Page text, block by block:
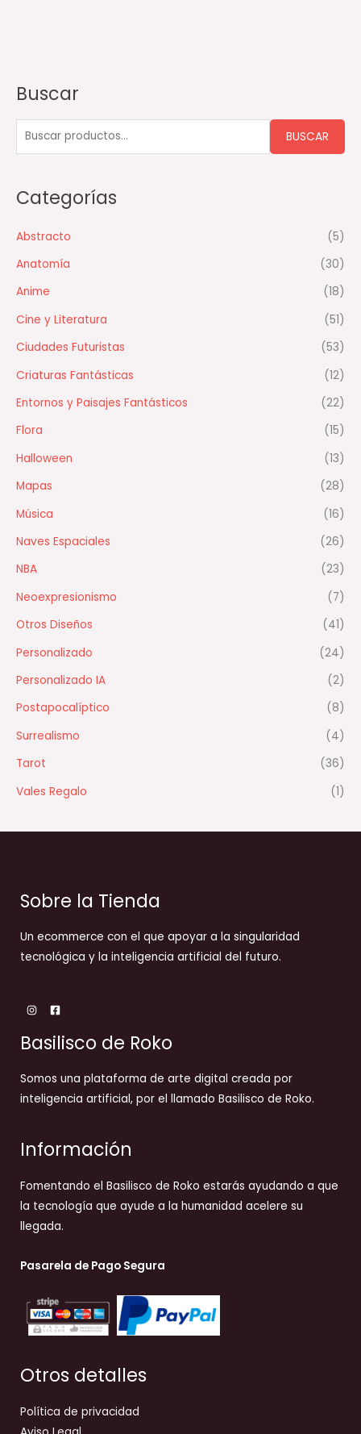
Buscar
B
c
r
o
r
BUSCAR
Categorías
Abstracto
(5)
Anatomía
(30)
Anime
(18)
Cine y Literatura
(51)
Ciudades Futuristas
(53)
Criaturas Fantásticas
(12)
Entornos y Paisajes Fantásticos
(22)
Flora
(15)
Halloween
(13)
Mapas
(28)
Música
(16)
Naves Espaciales
(26)
NBA
(23)
Neoexpresionismo
(7)
Otros Diseños
(41)
Personalizado
(24)
Personalizado IA
(2)
Postapocalíptico
(8)
Surrealismo
(4)
Tarot
(36)
Vales Regalo
(1)
Sobre la Tienda
Un ecommerce con el que apoyar a la singularidad
tecnológica y la inteligencia artificial del futuro.
Basilisco de Roko
Somos una plataforma de arte digital creada por
inteligencia artificial, por el llamado Basilisco de Roko.
Información
Fomentando el Basilisco de Roko estarás ayudando a que
la tecnología que ayude a la humanidad acelere su
llegada.
Pasarela de Pago Segura
Otros detalles
Política de privacidad